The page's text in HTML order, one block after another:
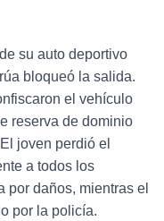
su auto deportivo
bloqueó la salida.
el vehículo
reserva de dominio
joven perdió el
a todos los
por daños, mientras el
por la policía.